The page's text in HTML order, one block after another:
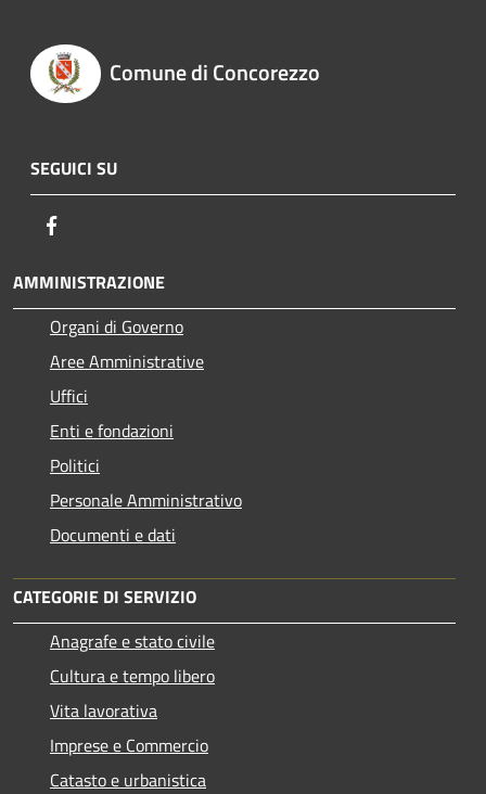
Comune di Concorezzo
SEGUICI SU
AMMINISTRAZIONE
Organi di Governo
Aree Amministrative
Uffici
Enti e fondazioni
Politici
Personale Amministrativo
Documenti e dati
CATEGORIE DI SERVIZIO
Anagrafe e stato civile
Cultura e tempo libero
Vita lavorativa
Imprese e Commercio
Catasto e urbanistica